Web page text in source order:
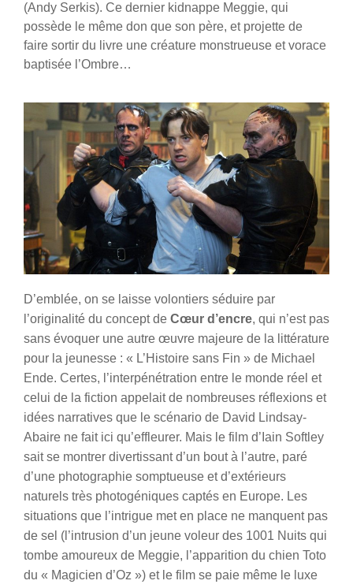
(Andy Serkis). Ce dernier kidnappe Meggie, qui
possède le même don que son père, et projette de
faire sortir du livre une créature monstrueuse et vorace
baptisée l’Ombre…
D’emblée, on se laisse volontiers séduire par
l’originalité du concept de Cœur d’encre, qui n’est pas
sans évoquer une autre œuvre majeure de la littérature
pour la jeunesse : « L’Histoire sans Fin » de Michael
Ende. Certes, l’interpénétration entre le monde réel et
celui de la fiction appelait de nombreuses réflexions et
idées narratives que le scénario de David Lindsay-
Abaire ne fait ici qu’effleurer. Mais le film d’Iain Softley
sait se montrer divertissant d’un bout à l’autre, paré
d’une photographie somptueuse et d’extérieurs
naturels très photogéniques captés en Europe. Les
situations que l’intrigue met en place ne manquent pas
de sel (l’intrusion d’un jeune voleur des 1001 Nuits qui
tombe amoureux de Meggie, l’apparition du chien Toto
du « Magicien d’Oz ») et le film se paie même le luxe